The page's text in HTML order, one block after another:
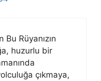
Rüyanızın
huzurlu bir
çıkmaya,